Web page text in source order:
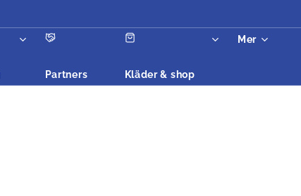
Partners Kläder & shop
Mer